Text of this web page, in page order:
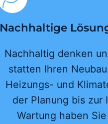
Nachhaltige
Nachhaltig denken
statten Ihren
Heizungs- und
der Planung bis zur
Wartung haben